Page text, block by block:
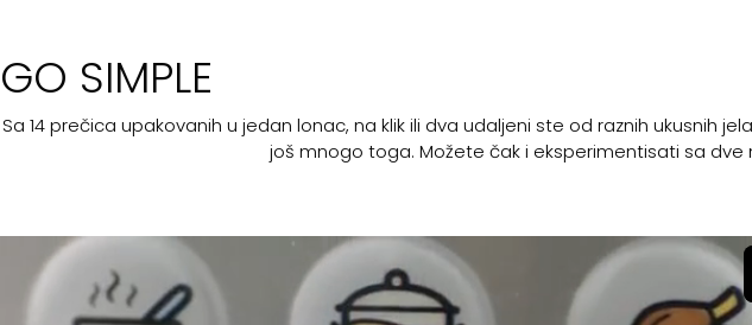
GO SIMPLE
Sa 14 prečica upakovanih u jedan lonac, na klik ili dva udaljeni ste od raznih ukusnih
još mnogo toga. Možete čak i eksperimentisati sa